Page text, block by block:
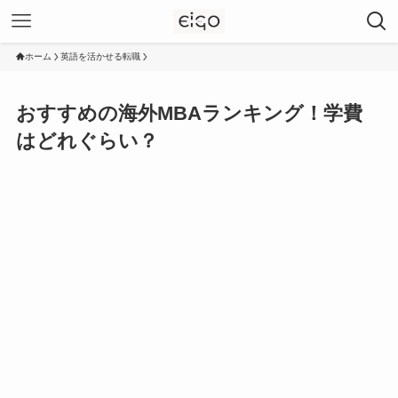
ホーム 英語を活かせる転職
おすすめの海外MBAランキング！学費
はどれぐらい？